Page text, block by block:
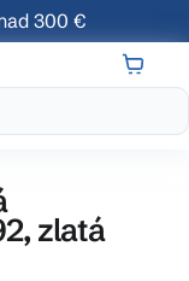
300 €
zlatá